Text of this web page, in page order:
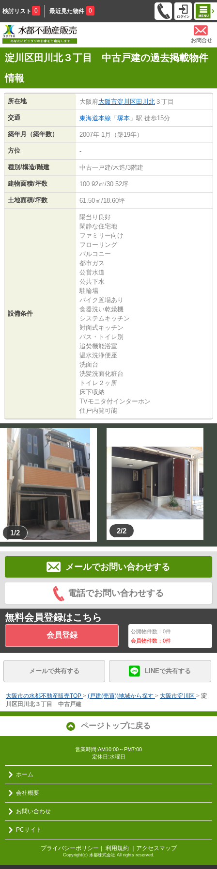
検討リスト 0 最近見た物件 0
お問合せ
淀川区田川北３丁目 中古戸建の過去掲載物件
情報
所在地 大阪府大阪市淀川区田川北 ３丁目
交通 東海道本線 「 塚本 」駅 徒歩15分
築年月（築年数） 2007年 1月（築19年）
方位 -
種別/構造/階建 中古一戸建/木造/3階建
建物面積/坪数 100.92㎡/30.52坪
土地面積/坪数 61.50㎡/18.60坪
設備条件
陽当り良好
閑静な住宅地
ファミリー向け
フローリング
バルコニー
都市ガス
公営水道
公共下水
駐輪場
バイク置場あり
食器洗い乾燥機
システムキッチン
対面式キッチン
バス・トイレ別
追焚機能浴室
温水洗浄便座
洗面台
洗髪洗面化粧台
トイレ２ヶ所
床下収納
TVモニタ付インターホン
住戸内覧可能
1/2 2/2
メールでお問い合わせする
電話でお問い合わせする
無料会員登録はこちら
会員登録 公開物件数：0件
会員物件数：0件
メールで共有する LINEで共有する
大阪市の水都不動産販売TOP > (戸建(売買))地域から探す > 大阪市淀川区 > 淀
川区田川北３丁目 中古戸建
ページトップに戻る
営業時間:AM10:00～PM7:00
定休日:水曜日
ホーム
会社概要
お問い合わせ
PCサイト
プライバシーポリシー ｜ 利用規約 ｜アクセスマップ
Copyright(c) 水都株式会社 All rights reserved.